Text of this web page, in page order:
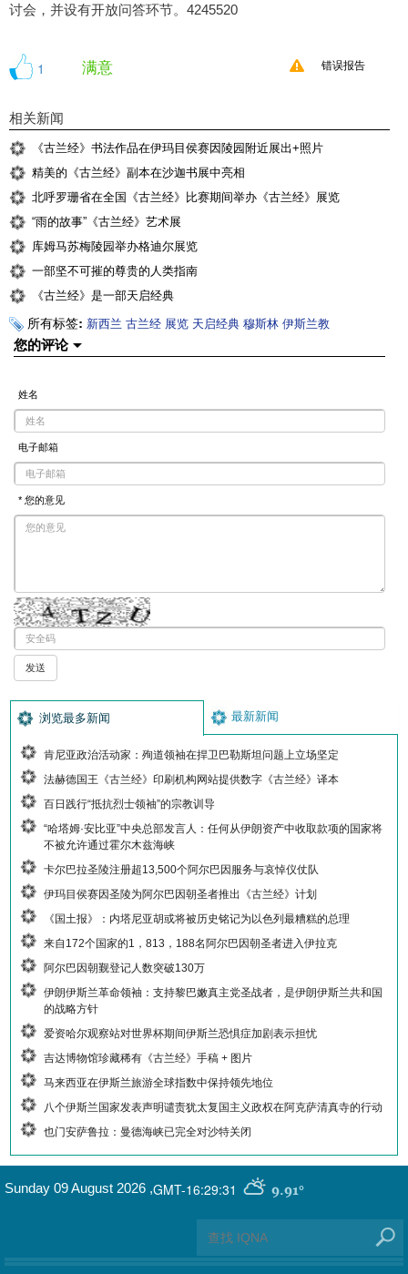
讨会，并设有开放问答环节。 4245520
1 满意 错误报告
相关新闻
《古兰经》书法作品在伊玛目侯赛因陵园附近展出+照片
精美的《古兰经》副本在沙迦书展中亮相
北呼罗珊省在全国《古兰经》比赛期间举办《古兰经》展览
“雨的故事”《古兰经》艺术展
库姆马苏梅陵园举办格迪尔展览
一部坚不可摧的尊贵的人类指南
《古兰经》是一部天启经典
所有标签: 新西兰 古兰经 展览 天启经典 穆斯林 伊斯兰教
您的评论
姓名
电子邮箱
* 您的意见
浏览最多新闻 最新新闻
肯尼亚政治活动家：殉道领袖在捍卫巴勒斯坦问题上立场坚定
法赫德国王《古兰经》印刷机构网站提供数字《古兰经》译本
百日践行“抵抗烈士领袖”的宗教训导
“哈塔姆·安比亚”中央总部发言人：任何从伊朗资产中收取款项的国家将
不被允许通过霍尔木兹海峡
卡尔巴拉圣陵注册超13,500个阿尔巴因服务与哀悼仪仗队
伊玛目侯赛因圣陵为阿尔巴因朝圣者推出《古兰经》计划
《国土报》：内塔尼亚胡或将被历史铭记为以色列最糟糕的总理
来自172个国家的1，813，188名阿尔巴因朝圣者进入伊拉克
阿尔巴因朝觐登记人数突破130万
伊朗伊斯兰革命领袖：支持黎巴嫩真主党圣战者，是伊朗伊斯兰共和国
的战略方针
爱资哈尔观察站对世界杯期间伊斯兰恐惧症加剧表示担忧
吉达博物馆珍藏稀有《古兰经》手稿 + 图片
马来西亚在伊斯兰旅游全球指数中保持领先地位
八个伊斯兰国家发表声明谴责犹太复国主义政权在阿克萨清真寺的行动
也门安萨鲁拉：曼德海峡已完全对沙特关闭
GMT-16:29:31 9.91°
Sunday 09 August 2026 ,